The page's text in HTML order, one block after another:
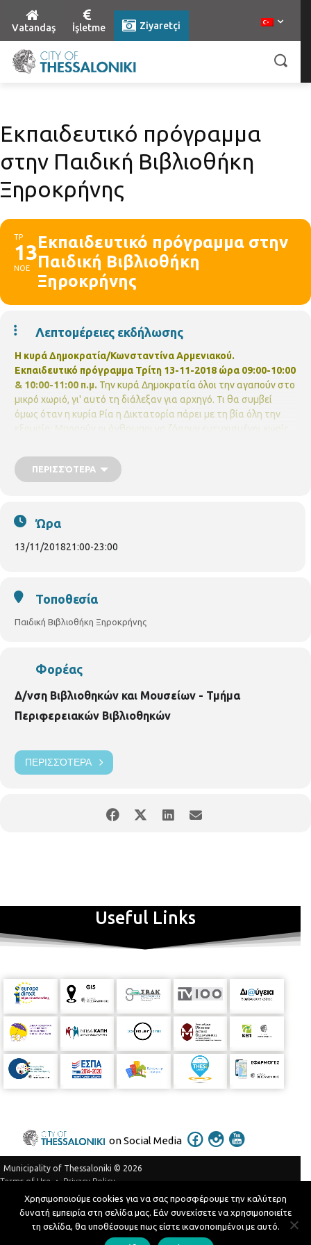
Vatandaş İşletme Ziyaretçi
Εκπαιδευτικό πρόγραμμα
στην Παιδική Βιβλιοθήκη
Ξηροκρήνης
ΤΡ
13
ΝΟΕ
Εκπαιδευτικό πρόγραμμα στην
Παιδική Βιβλιοθήκη
Ξηροκρήνης
Λεπτομέρειες εκδήλωσης
Η κυρά Δημοκρατία/Κωνσταντίνα Αρμενιακού.
Εκπαιδευτικό πρόγραμμα Τρίτη 13-11-2018 ώρα 09:00-10:00
& 10:00-11:00 π.μ. Την κυρά Δημοκρατία όλοι την αγαπούν στο
μικρό χωριό, γι' αυτό τη διάλεξαν για αρχηγό. Τι θα συμβεί
όμως όταν η κυρία Ρία η Δικτατορία πάρει με τη βία όλη την
εξουσία; Μπορούν οι άνθρωποι να ζήσουν ευτυχισμένοι χωρίς
προβολή του παραμυθιού. Θα ακολουθήσει συζήτηση με τα
παιδιά, σχολιασμός του παραμυθιού και ερωτήσεις
προεγγραφή
κανσόν, κόλλες Α4, μαρκαδόροι, ψαλίδια, κόλλες, μαύρο
χαρτόνι, χαρτόνια σε ανοιχτά χρώματα.
ΠΕΡΙΣΣΌΤΕΡΑ
Ώρα
13/11/201821:00-23:00
Τοποθεσία
Παιδική Βιβλιοθήκη Ξηροκρήνης
Φορέας
Δ/νση Βιβλιοθηκών και Μουσείων - Τμήμα
Περιφερειακών Βιβλιοθηκών
ΠΕΡΙΣΣΌΤΕΡΑ
Useful Links
on Social Media
Municipality of Thessaloniki © 2026
Terms of Use
Privacy Policy
Telephone Catalog
Developed byMyCompany Projects
Χρησιμοποιούμε cookies για να σας προσφέρουμε την καλύτερη
δυνατή εμπειρία στη σελίδα μας. Εάν συνεχίσετε να χρησιμοποιείτε
τη σελίδα, θα υποθέσουμε πως είστε ικανοποιημένοι με αυτό.